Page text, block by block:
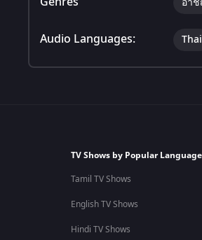
Audio Languages: Thai
TV Shows by Popular Language
Tamil TV Shows
English TV Shows
Hindi TV Shows